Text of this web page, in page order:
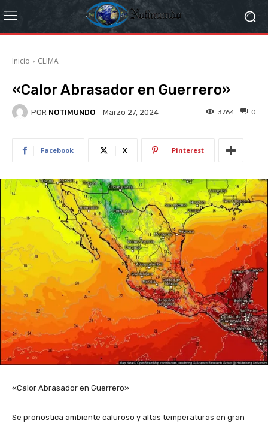
Inicio CLIMA
«Calor Abrasador en Guerrero»
POR NOTIMUNDO Marzo 27, 2024 0
3764
Facebook X Pinterest
«Calor Abrasador en Guerrero»
Se pronostica ambiente caluroso y altas temperaturas en gran